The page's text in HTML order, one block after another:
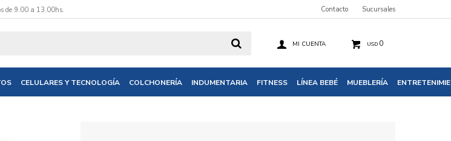
CELULARES Y TECNOLOGÍA COLCHONERÍA INDUMENTARIA FITNESS LÍNEA BEBÉ MUEBLERÍA
USD 0
de 9.00 a 13.00hs. Contacto Sucursales
cuando tengamos stock disponible.